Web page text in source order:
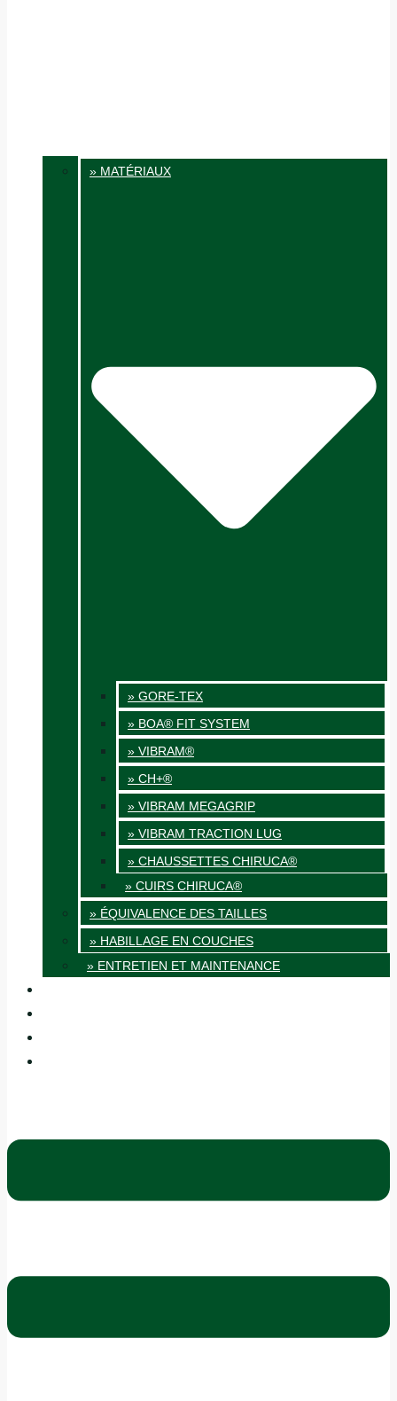
» MATÉRIAUX
» GORE-TEX
» BOA® FIT SYSTEM
» VIBRAM®
» CH+®
» VIBRAM MEGAGRIP
» VIBRAM TRACTION LUG
» CHAUSSETTES CHIRUCA®
» CUIRS CHIRUCA®
» ÉQUIVALENCE DES TAILLES
» HABILLAGE EN COUCHES
» ENTRETIEN ET MAINTENANCE